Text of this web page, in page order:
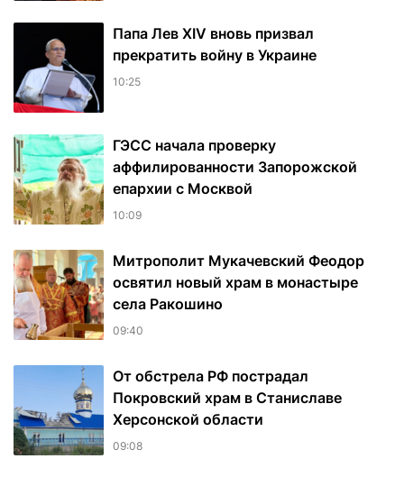
Папа Лев XIV вновь призвал
прекратить войну в Украине
10:25
ГЭСС начала проверку
аффилированности Запорожской
епархии с Москвой
10:09
Митрополит Мукачевский Феодор
освятил новый храм в монастыре
села Ракошино
09:40
От обстрела РФ пострадал
Покровский храм в Станиславе
Херсонской области
09:08